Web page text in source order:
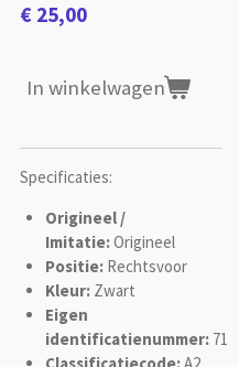
€ 25,00
In winkelwagen
Specificaties:
Origineel /
Imitatie:Origineel
Positie: Rechtsvoor
Kleur: Zwart
Eigen
identificatienummer: 71